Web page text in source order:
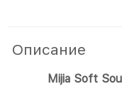
Описание
Mijia Soft